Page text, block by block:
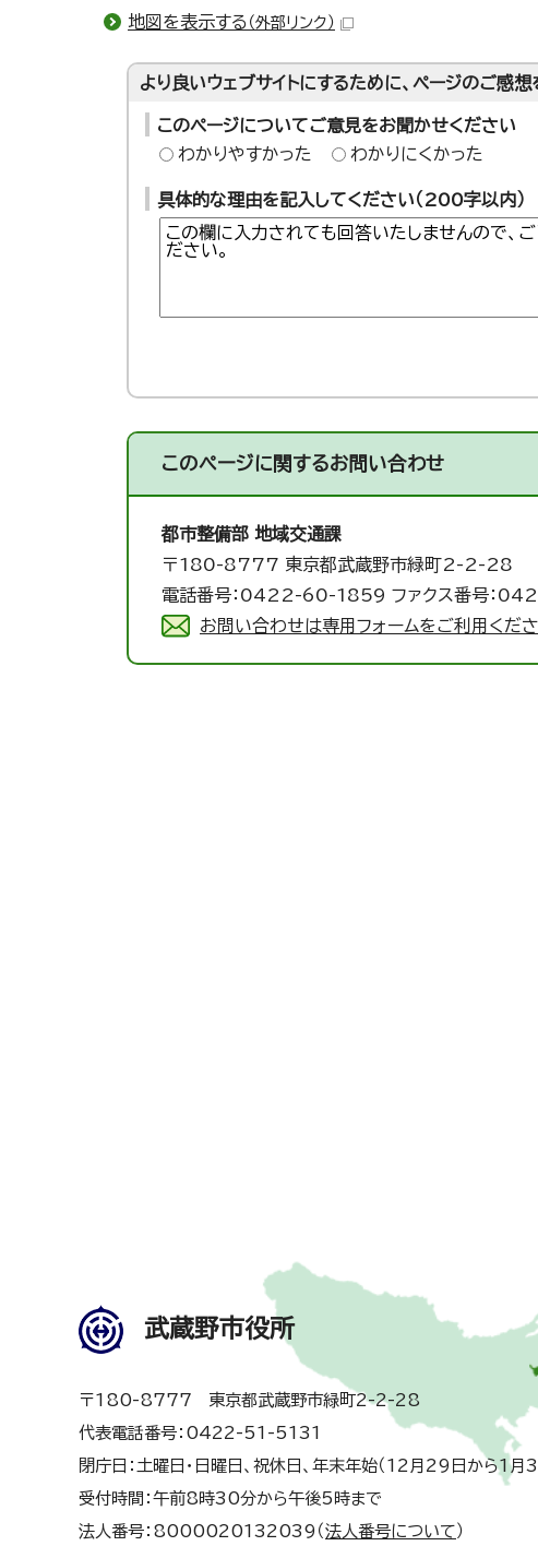
地図を表示する （外部リンク）
より良いウェブサイトにするために、ページのご感
このページについてご意見をお聞かせください
わかりやすかった
わかりにくかった
具体的な理由を記入してください（200字以内）
このページに関するお問い合わせ
都市整備部 地域交通課
〒180-8777 東京都武蔵野市緑町2-2-28
電話番号：0422-60-1859 ファクス番号：
お問い合わせは専用フォームをご利用くださ
武蔵野市役所
〒180-8777 東京都武蔵野市緑町2-2-28
代表電話番号：0422-51-5131
閉庁日：土曜日・日曜日、祝休日、年末年始（12月29日から1月3
受付時間：午前8時30分から午後5時まで
法人番号：8000020132039（ 法人番号について ）